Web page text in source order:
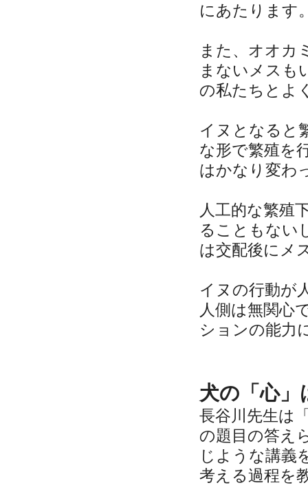
にあたります
また、オオカ
まないメスも
の私たちとよ
イヌとなると
な形で繁殖を
はかなり変わ
人工的な繁殖
ることもない
は交配後にメ
イヌの行動が
人側は無関心
ションの能力
犬の「心
長谷川先生は
の題目の答え
じような講義
考える過程を